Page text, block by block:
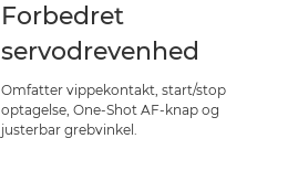
Forbedret
servodrevenhed
Omfatter vippekontakt, start/stop
optagelse, One-Shot AF-knap og
justerbar grebvinkel.